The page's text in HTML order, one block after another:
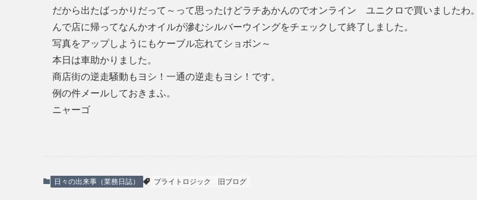
だから出たばっかりだって～って思ったけどラチあかんのでオンライン ユニクロで買いましたわ。
んで店に帰ってなんかオイルが滲むシルバーウイングをチェックして終了しました。
写真をアップしようにもケーブル忘れてショボン～
本日は車助かりました。
商店街の逆走騒動もヨシ！一通の逆走もヨシ！です。
例の件メールしておきまふ。
ニャーゴ
日々の出来事（業務日誌） ブライトロジック 旧ブログ